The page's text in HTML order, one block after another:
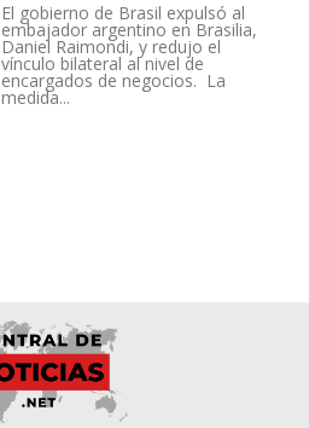
El gobierno de Brasil expulsó al
embajador argentino en Brasilia,
Daniel Raimondi, y redujo el
vínculo bilateral al nivel de
encargados de negocios. La
medida...